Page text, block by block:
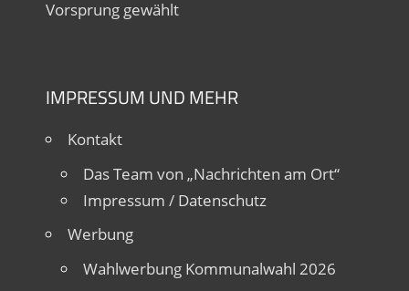
Vorsprung gewählt
IMPRESSUM UND MEHR
Kontakt
Das Team von „Nachrichten am Ort“
Impressum / Datenschutz
Werbung
Wahlwerbung Kommunalwahl 2026